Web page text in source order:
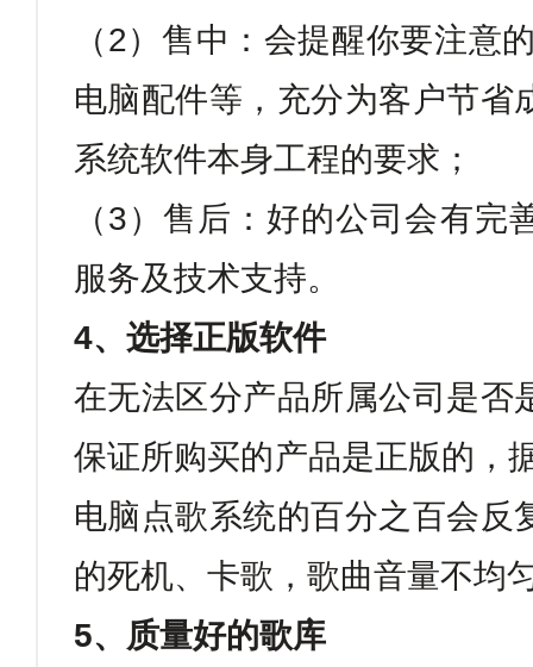
（2）售中：会提醒你要注意
电脑配件等，充分为客户节省
系统软件本身工程的要求；
（3）售后：好的公司会有完
服务及技术支持。
4、选择正版软件
在无法区分产品所属公司是否
保证所购买的产品是正版的，
电脑点歌系统的百分之百会反
的死机、卡歌，歌曲音量不均
5、质量好的歌库